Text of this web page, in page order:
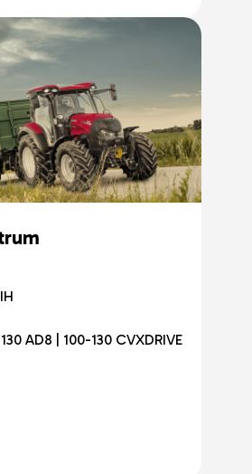
AD8 | 100-130 CVXDRIVE